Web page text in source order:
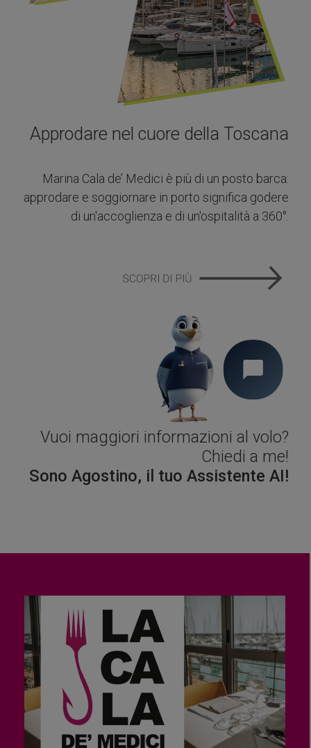
Approdare nel cuore della Toscana
Marina Cala de’ Medici è più di un posto barca:
approdare e soggiornare in porto significa godere
di un'accoglienza e di un'ospitalità a 360°.
Vuoi maggiori informazioni al volo?
Chiedi a me!
Sono Agostino, il tuo Assistente AI!